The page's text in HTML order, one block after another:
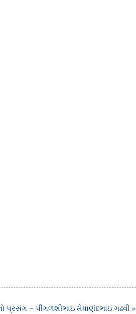
– પીંગળશીભાઇ.મેધાણંદભાઇ.ગઢવી »